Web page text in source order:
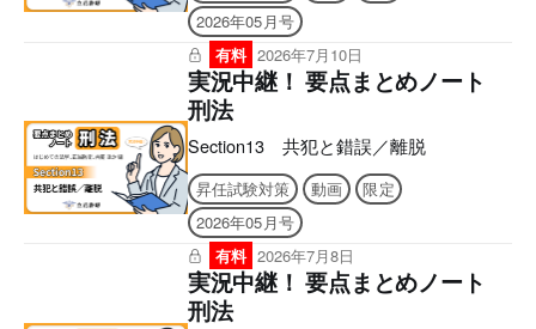
2026年05月号
有料 2026年7月10日
実況中継！ 要点まとめノート
刑法
Section13 共犯と錯誤／離脱
昇任試験対策 動画
限定
2026年05月号
有料 2026年7月8日
実況中継！ 要点まとめノート
刑法